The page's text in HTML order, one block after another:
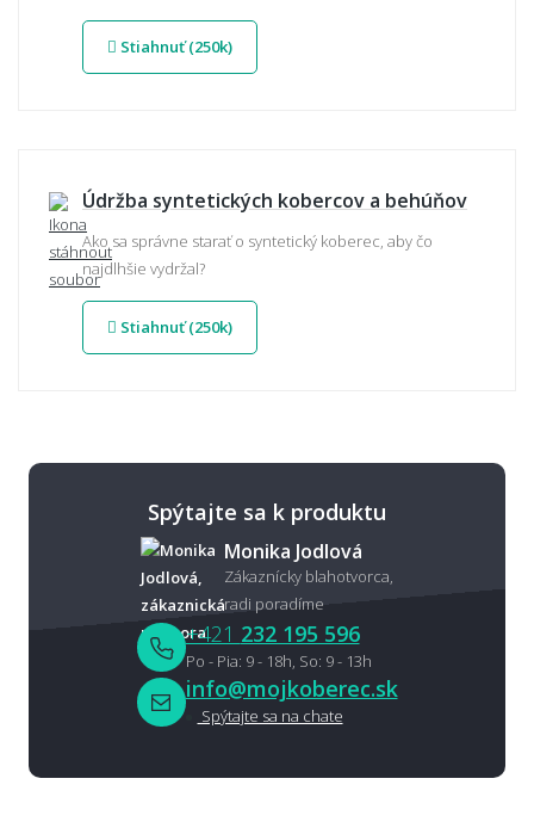
Stiahnuť (250k)
Údržba syntetických kobercov a behúňov
Ako sa správne starať o syntetický koberec, aby čo
najdlhšie vydržal?
Stiahnuť (250k)
Spýtajte sa k produktu
Monika Jodlová
Zákaznícky blahotvorca,
radi poradíme
+421 232 195 596
Po - Pia: 9 - 18h, So: 9 - 13h
info@mojkoberec.sk
Spýtajte sa na chate